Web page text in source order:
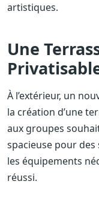
artistiques.
Une
À l’extérieur, un
la création d’une
aux groupes
spacieuse pour
les équipements
réussi.